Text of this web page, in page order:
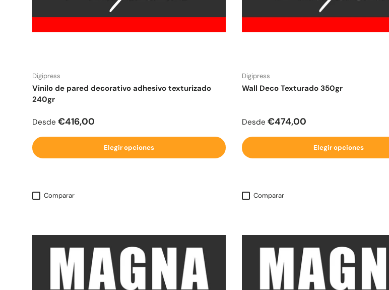
Digipress
Vinilo de pared decorativo adhesivo texturizado
240gr
Precio normal
Desde €416,00
Elegir opciones
Digipress
Wall Deco Texturado 350gr
Precio normal
Desde €474,00
Elegir opciones
Comparar Comparar